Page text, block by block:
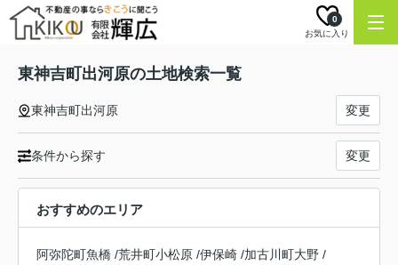
お気に入り
0
東神吉町出河原の土地検索一覧
東神吉町出河原 変更
条件から探す 変更
おすすめのエリア
阿弥陀町魚橋 /荒井町小松原 /伊保崎 /加古川町大野 /